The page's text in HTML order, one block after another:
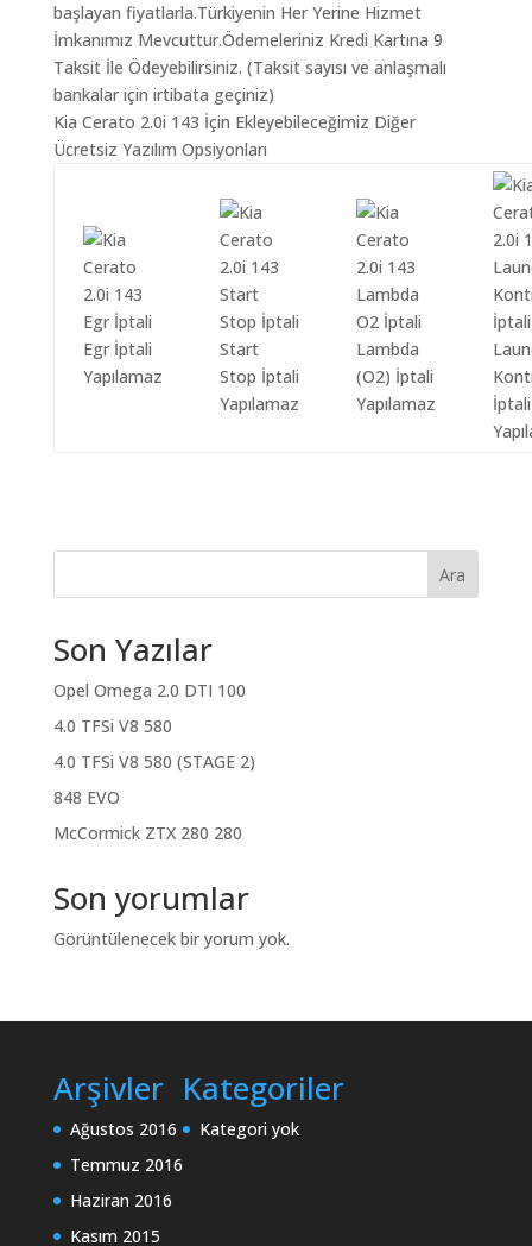
başlayan fiyatlarla.Türkiyenin Her Yerine Hizmet
İmkanımız Mevcuttur.Ödemeleriniz Kredi Kartına 9
Taksit İle Ödeyebilirsiniz. (Taksit sayısı ve anlaşmalı
bankalar için irtibata geçiniz)
Kia Cerato 2.0i 143 İçin Ekleyebileceğimiz Diğer
Ücretsiz Yazılım Opsiyonları
Egr İptali
Yapılamaz
Start
Stop İptali
Yapılamaz
Lambda
(O2) İptali
Yapılamaz
İptali
Ara
Son Yazılar
Opel Omega 2.0 DTI 100
4.0 TFSi V8 580
4.0 TFSi V8 580 (STAGE 2)
848 EVO
McCormick ZTX 280 280
Son yorumlar
Görüntülenecek bir yorum yok.
Arşivler
Ağustos 2016
Temmuz 2016
Haziran 2016
Kasım 2015
Kategoriler
Kategori yok